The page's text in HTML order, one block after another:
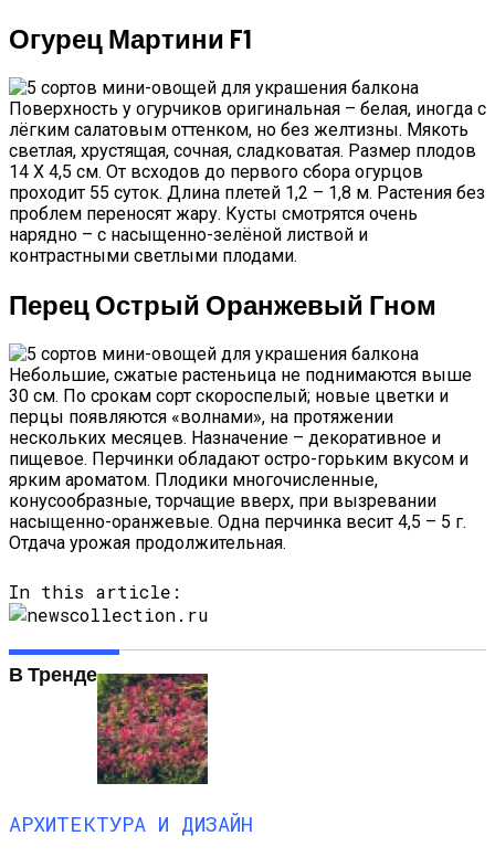
Огурец Мартини F1
Поверхность у огурчиков оригинальная – белая, иногда с
лёгким салатовым оттенком, но без желтизны. Мякоть
светлая, хрустящая, сочная, сладковатая. Размер плодов
14 Х 4,5 см. От всходов до первого сбора огурцов
проходит 55 суток. Длина плетей 1,2 – 1,8 м. Растения без
проблем переносят жару. Кусты смотрятся очень
нарядно – с насыщенно-зелёной листвой и
контрастными светлыми плодами.
Перец Острый Оранжевый Гном
Небольшие, сжатые растеньица не поднимаются выше
30 см. По срокам сорт скороспелый; новые цветки и
перцы появляются «волнами», на протяжении
нескольких месяцев. Назначение – декоративное и
пищевое. Перчинки обладают остро-горьким вкусом и
ярким ароматом. Плодики многочисленные,
конусообразные, торчащие вверх, при вызревании
насыщенно-оранжевые. Одна перчинка весит 4,5 – 5 г.
Отдача урожая продолжительная.
In this article:
В Тренде
АРХИТЕКТУРА И ДИЗАЙН